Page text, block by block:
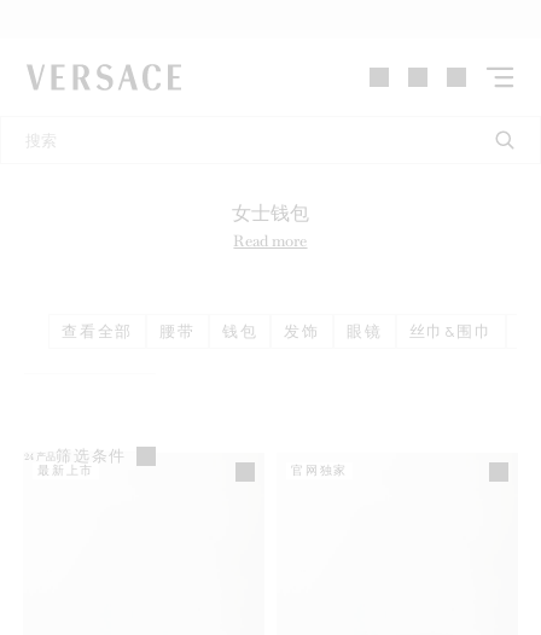
VERSACE | 主页
女士钱包
Read more
查看全部 腰带 钱包 发饰 眼镜 丝巾&围巾
24 产品 筛选条件
最新上市 官网独家